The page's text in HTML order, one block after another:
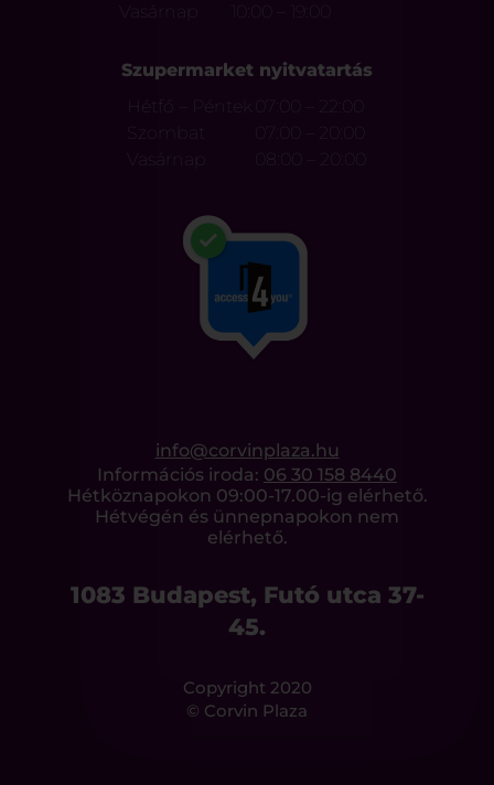
Vasárnap
Szupermarket nyitvatartás
Hétfő – Péntek
07:00 – 22:00
Szombat
07:00 – 20:00
Vasárnap
08:00 – 20:00
info@corvinplaza.hu
Információs iroda: 06 30 158 8440
Hétköznapokon 09:00-17.00-ig elérhető.
Hétvégén és ünnepnapokon nem
elérhető.
1083 Budapest, Futó utca 37-
45.
Copyright 2020
© Corvin Plaza